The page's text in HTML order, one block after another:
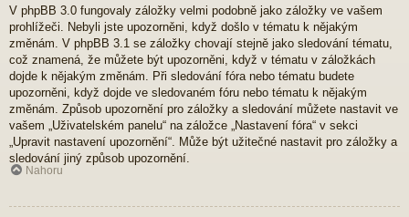
V phpBB 3.0 fungovaly záložky velmi podobně jako záložky ve vašem
prohlížeči. Nebyli jste upozorněni, když došlo v tématu k nějakým
změnám. V phpBB 3.1 se záložky chovají stejně jako sledování tématu,
což znamená, že můžete být upozorněni, když v tématu v záložkách
dojde k nějakým změnám. Při sledování fóra nebo tématu budete
upozorněni, když dojde ve sledovaném fóru nebo tématu k nějakým
změnám. Způsob upozornění pro záložky a sledování můžete nastavit ve
vašem „Uživatelském panelu“ na záložce „Nastavení fóra“ v sekci
„Upravit nastavení upozornění“. Může být užitečné nastavit pro záložky a
sledování jiný způsob upozornění.
Nahoru